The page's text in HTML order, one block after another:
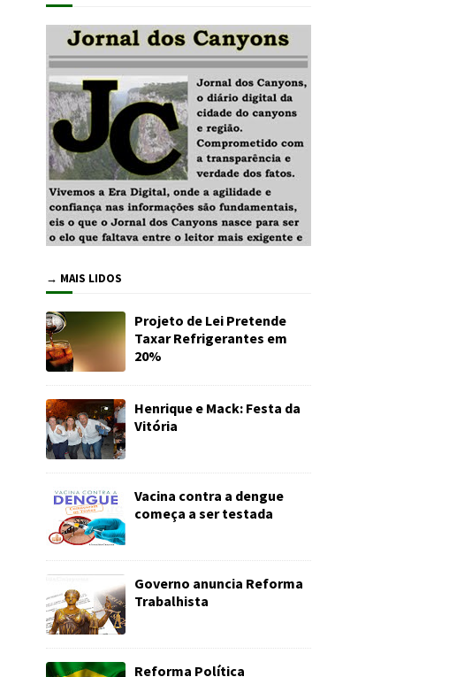
→ MAIS LIDOS
Projeto de Lei Pretende
Taxar Refrigerantes em
20%
Henrique e Mack: Festa da
Vitória
Vacina contra a dengue
começa a ser testada
Governo anuncia Reforma
Trabalhista
Reforma Política